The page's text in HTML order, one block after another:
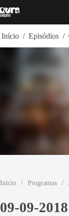
para
Início / Episódios /
Início / Programas /
09-09-